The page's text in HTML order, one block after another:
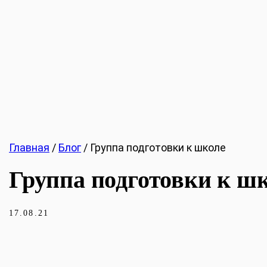
Главная / Блог / Группа подготовки к школе
Группа подготовки к
17.08.21